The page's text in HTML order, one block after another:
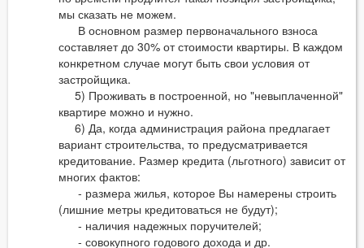
мы сказать не можем.
В основном размер первоначального взноса
составляет до 30% от стоимости квартиры. В каждом
конкретном случае могут быть свои условия от
застройщика.
5) Проживать в построенной, но "невыплаченной"
квартире можно и нужно.
6) Да, когда администрация района предлагает
вариант строительства, то предусматривается
кредитование. Размер кредита (льготного) зависит от
многих фактов:
- размера жилья, которое Вы намерены строить
(лишние метры кредитоваться не будут);
- наличия надежных поручителей;
- совокупного годового дохода и др.